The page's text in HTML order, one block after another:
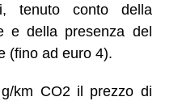
tenuto conto della
e della presenza del
(fino ad euro 4).
km CO2 il prezzo di